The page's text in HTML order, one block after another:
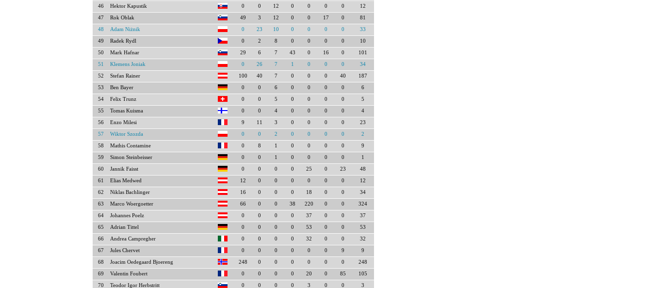
46 Hektor Kapustik 0 0 12 0 0 0 0 12
47 Rok Oblak 49 3 12 0 0 17 0 81
48 Adam Niżnik 0 23 10 0 0 0 0 33
49 Radek Rydl 0 2 8 0 0 0 0 10
50 Mark Hafnar 29 6 7 43 0 16 0 101
51 Klemens Joniak 0 26 7 1 0 0 0 34
52 Stefan Rainer 100 40 7 0 0 0 40 187
53 Ben Bayer 0 0 6 0 0 0 0 6
54 Felix Trunz 0 0 5 0 0 0 0 5
55 Tomas Kuisma 0 0 4 0 0 0 0 4
56 Enzo Milesi 9 11 3 0 0 0 0 23
57 Wiktor Szozda 0 0 2 0 0 0 0 2
58 Mathis Contamine 0 8 1 0 0 0 0 9
59 Simon Steinbeisser 0 0 1 0 0 0 0 1
60 Jannik Faisst 0 0 0 0 25 0 23 48
61 Elias Medwed 12 0 0 0 0 0 0 12
62 Niklas Bachlinger 16 0 0 0 18 0 0 34
63 Marco Woergoetter 66 0 0 38 220 0 0 324
64 Johannes Poelz 0 0 0 0 37 0 0 37
65 Adrian Tittel 0 0 0 0 53 0 0 53
66 Andrea Campregher 0 0 0 0 32 0 0 32
67 Jules Chervet 0 0 0 0 0 0 9 9
68 Joacim Oedegaard Bjoereng 248 0 0 0 0 0 0 248
69 Valentin Foubert 0 0 0 0 20 0 85 105
70 Teodor Igor Herbstritt 0 0 0 0 3 0 0 3